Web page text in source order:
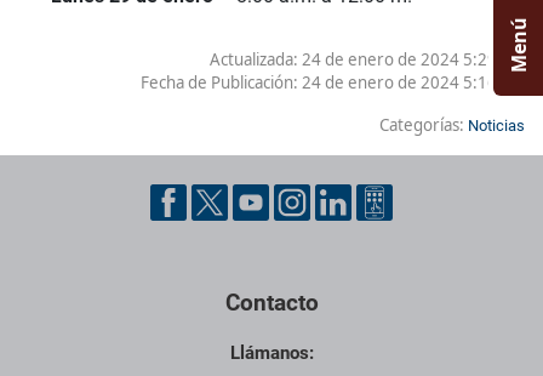
Actualizada: 24 de enero de 2024 5:29 PM
Fecha de Publicación: 24 de enero de 2024 5:16 PM
Categorías: Noticias
Menú
Pie de página con información de contacto, redes sociales y
Contacto
Llámanos: